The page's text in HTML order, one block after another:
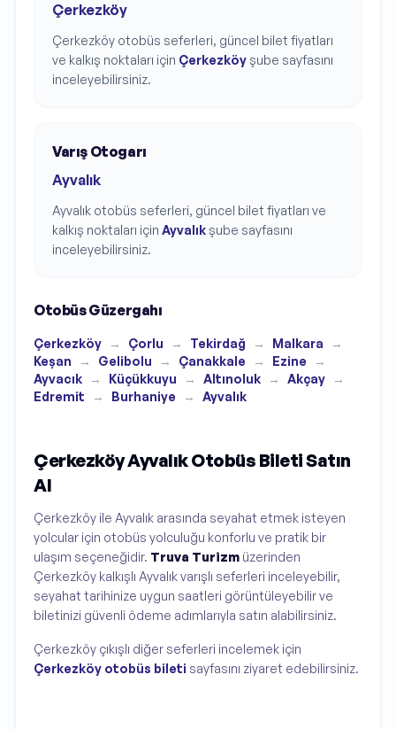
Çerkezköy
Çerkezköy otobüs seferleri, güncel bilet fiyatları
ve kalkış noktaları için Çerkezköyşube sayfasını
inceleyebilirsiniz.
Varış Otogarı
Ayvalık
Ayvalık otobüs seferleri, güncel bilet fiyatları ve
kalkış noktaları için Ayvalıkşube sayfasını
inceleyebilirsiniz.
Otobüs Güzergahı
Çerkezköy → Çorlu → Tekirdağ → Malkara
→
Keşan
→ Gelibolu → Çanakkale → Ezine
→
Ayvacık
→ Küçükkuyu → Altınoluk → Akçay
→
Edremit
→ Burhaniye → Ayvalık
Çerkezköy Ayvalık Otobüs Bileti Satın
Al
Çerkezköy ile Ayvalık arasında seyahat etmek isteyen
yolcular için otobüs yolculuğu konforlu ve pratik bir
ulaşım seçeneğidir. Truva Turizm üzerinden
Çerkezköy kalkışlı Ayvalık varışlı seferleri inceleyebilir,
seyahat tarihinize uygun saatleri görüntüleyebilir ve
biletinizi güvenli ödeme adımlarıyla satın alabilirsiniz.
Çerkezköy çıkışlı diğer seferleri incelemek için
Çerkezköy otobüs bileti sayfasını ziyaret edebilirsiniz.